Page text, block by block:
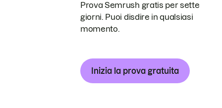
Prova Semrush gratis per sette
giorni. Puoi disdire in qualsiasi
momento.
Inizia la prova gratuita